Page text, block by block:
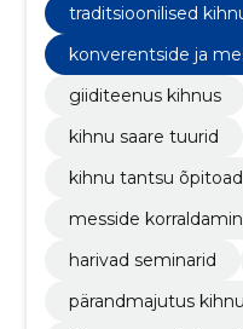
traditsioonilised
konverentside ja
giiditeenus kihnus
kihnu saare tuurid
kihnu tantsu õpitoad
messide
harivad seminarid
pärandmajutus